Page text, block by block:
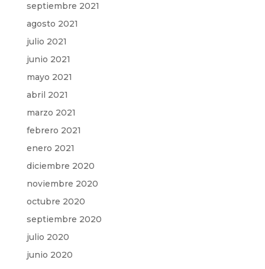
septiembre 2021
agosto 2021
julio 2021
junio 2021
mayo 2021
abril 2021
marzo 2021
febrero 2021
enero 2021
diciembre 2020
noviembre 2020
octubre 2020
septiembre 2020
julio 2020
junio 2020